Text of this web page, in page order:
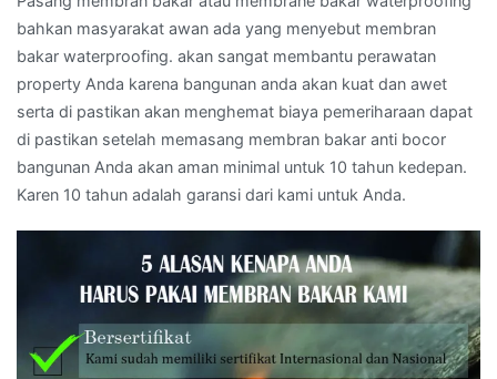
bahkan masyarakat awan ada yang menyebut membran
bakar waterproofing. akan sangat membantu perawatan
property Anda karena bangunan anda akan kuat dan awet
serta di pastikan akan menghemat biaya pemeriharaan dapat
di pastikan setelah memasang membran bakar anti bocor
bangunan Anda akan aman minimal untuk 10 tahun kedepan.
Karen 10 tahun adalah garansi dari kami untuk Anda.